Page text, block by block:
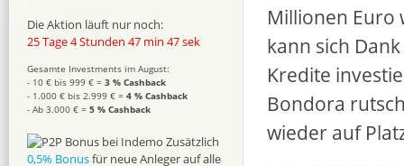
Millionen
kann sich
Kredite
Bondora
wieder auf
Die Aktion läuft nur noch:
25 Tage 4 Stunden 47 min 46 sek
Gesamte Investments im August:
- 10 € bis 999 € = 3 % Cashback
- 1.000 € bis 2.999 € = 4 % Cashback
- Ab 3.000 € = 5 % Cashback
Zusätzlich
0,5% Bonusfür neue Anleger auf alle